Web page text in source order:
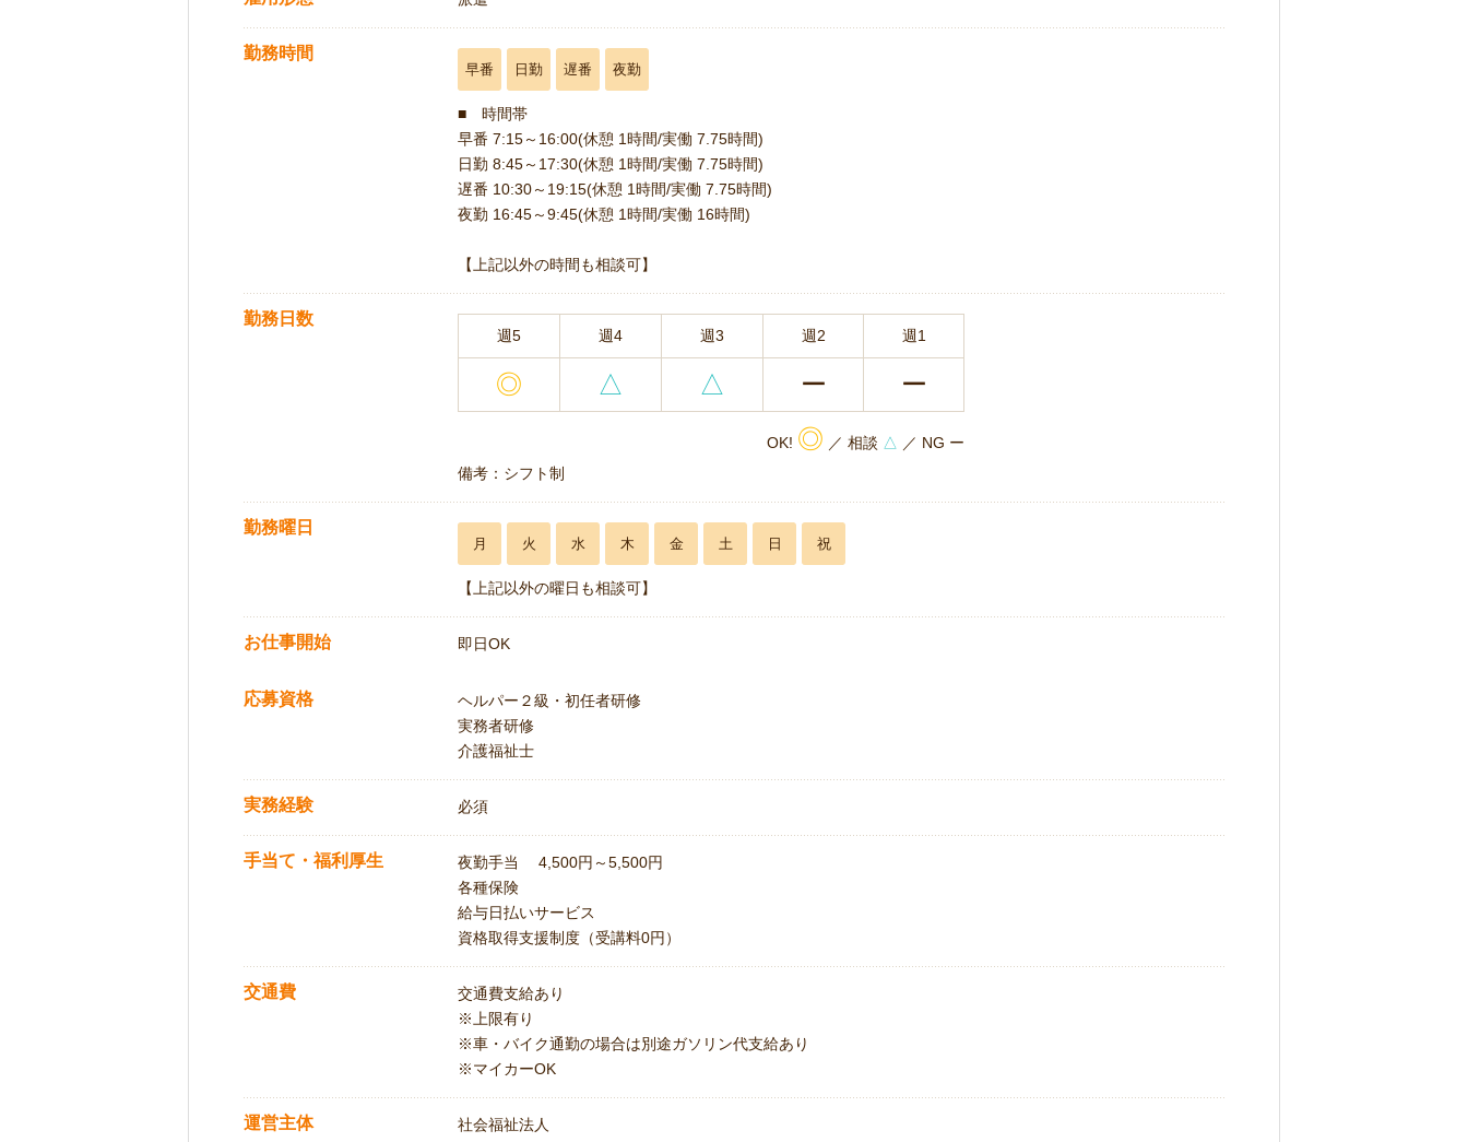
勤務時間
早番 日勤 遅番 夜勤
■ 時間帯
早番 7:15～16:00(休憩 1時間/実働 7.75時間)
日勤 8:45～17:30(休憩 1時間/実働 7.75時間)
遅番 10:30～19:15(休憩 1時間/実働 7.75時間)
夜勤 16:45～9:45(休憩 1時間/実働 16時間)
【上記以外の時間も相談可】
勤務日数
週5 週4 週3 週2 週1
◎ △ △ ー ー
OK! ◎ ／ 相談 △ ／ NG ー
備考：シフト制
勤務曜日
月 火 水 木 金 土 日 祝
【上記以外の曜日も相談可】
お仕事開始 即日OK
応募資格
ヘルパー２級・初任者研修
実務者研修
介護福祉士
実務経験 必須
手当て・福利厚生
夜勤手当 4,500円～5,500円
各種保険
給与日払いサービス
資格取得支援制度（受講料0円）
交通費
交通費支給あり
※上限有り
※車・バイク通勤の場合は別途ガソリン代支給あり
※マイカーOK
運営主体 社会福祉法人